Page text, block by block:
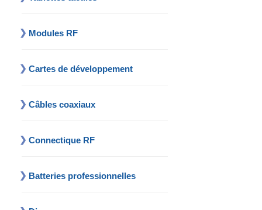
Modules RF
Cartes de développement
Câbles coaxiaux
Connectique RF
Batteries professionnelles